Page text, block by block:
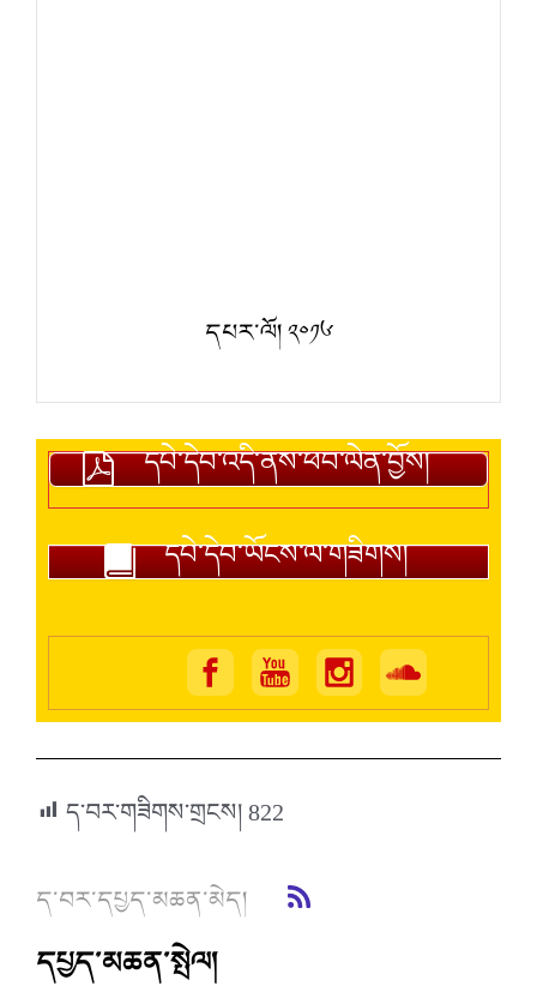
དཔར་ལོ། ༢༠༡༦
དཔེ་དེབ་འདི་ནས་ཕབ་ལེན་བྱོས།
དཔེ་དེབ་ཡོངས་ལ་གཟིགས།
ད་བར་གཟིགས་གྲངས།822
ད་བར་དཔྱད་མཆན་མེད།
དཔྱད་མཆན་སྤེལ།